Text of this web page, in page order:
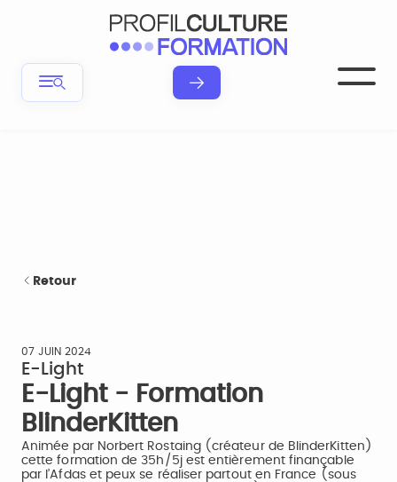
Retour
07 JUIN 2024
E-Light
E-Light - Formation
BlinderKitten
Animée par Norbert Rostaing (créateur de BlinderKitten)
cette formation de 35h/5j est entièrement finançable
par l’Afdas et peux se réaliser partout en France (sous